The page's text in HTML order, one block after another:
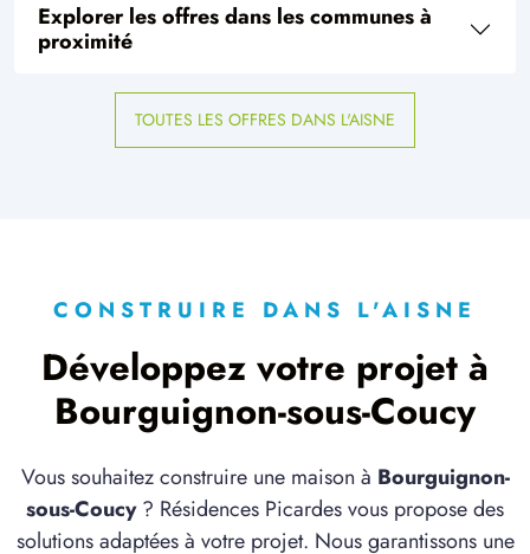
Explorer les offres dans les communes à
proximité
TOUTES LES OFFRES DANS L'AISNE
CONSTRUIRE DANS L'AISNE
Développez votre projet à
Bourguignon-sous-Coucy
Vous souhaitez construire une maison à Bourguignon-
sous-Coucy? Résidences Picardes vous propose des
solutions adaptées à votre projet. Nous garantissons une